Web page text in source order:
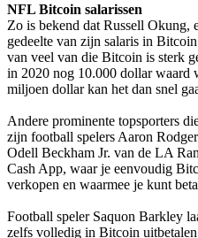
NFL Bitcoin salarissen
Zo is bekend dat Russell Okung,
gedeelte van zijn salaris in
van veel van die Bitcoin is sterk
in 2020 nog 10.000 dollar waard
miljoen dollar kan het dan snel
Andere prominente topsporters
zijn football spelers Aaron
Odell Beckham Jr. van de LA
Cash App, waar je eenvoudig
verkopen en waarmee je kunt
Football speler Saquon Barkley
zelfs volledig in Bitcoin